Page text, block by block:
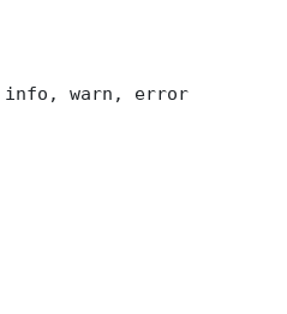
warn, error